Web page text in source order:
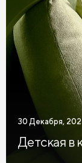
30 Декабря,
Детская в